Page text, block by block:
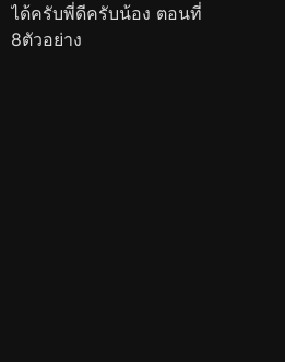
ได้ครับพี่ดีครับน้อง ตอนที่
8ตัวอย่าง